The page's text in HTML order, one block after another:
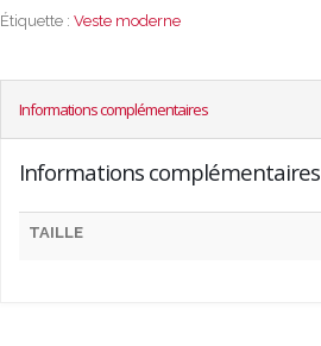
Étiquette : Veste moderne
Informations complémentaires
Informations complémentaires
TAILLE